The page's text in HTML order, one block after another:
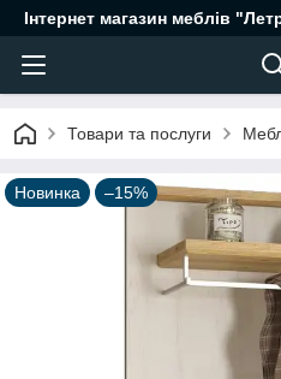
Інтернет магазин меблів
Товари та послуги
Новинка –15%